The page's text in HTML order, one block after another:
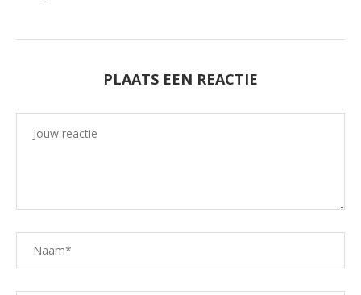
PLAATS EEN REACTIE